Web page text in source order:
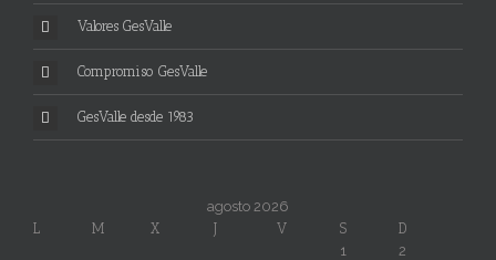
Valores GesValle
Compromiso GesValle
GesValle desde 1983
agosto 2026
L
M X J V S
D
1
2